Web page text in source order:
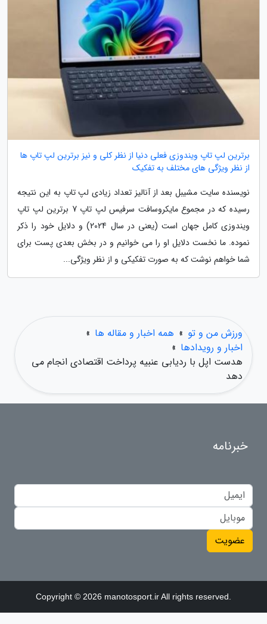
برترین لپ تاپ ویندوزی فعلی دنیا از نظر کلی و نیز برترین لپ تاپ ها
از نظر ویژگی های مختلف به تفکیک
نویسنده سایت مشیبل بعد از آنالیز تعداد زیادی لپ تاپ به این نتیجه
رسیده که در مجموع مایکروسافت سرفیس لپ تاپ 7 برترین لپ تاپ
ویندوزی کامل جهان است (یعنی در سال 2024) و دلایل خود را ذکر
نموده. ما نخست دلایل او را می خوانیم و در بخش بعدی پست برای
شما خواهم نوشت که به صورت تفکیکی و از نظر ویژگی...
ورزش من و تو » همه اخبار و مقاله ها »
اخبار و رویدادها »
هدست اپل با ردیابی عنبیه پرداخت اقتصادی انجام می
دهد
خبرنامه
عضویت
Copyright © 2026 manotosport.ir All rights reserved.